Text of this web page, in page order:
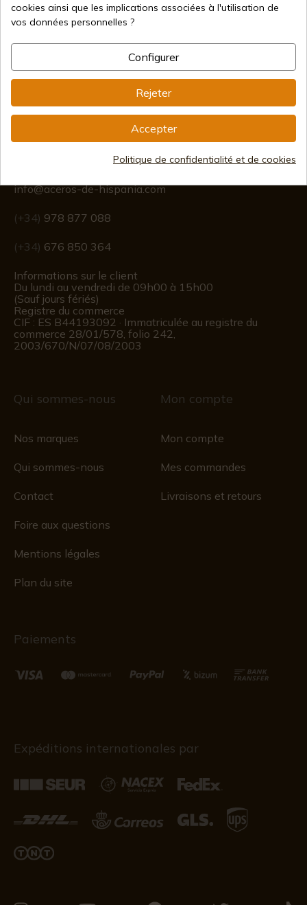
sécurisées
Expédition internationale
info@aceros-de-hispania.com
(+34) 978 877 088
(+34) 676 850 364
Informations sur le client
Du lundi au vendredi de 09h00 à 15h00
(Sauf jours fériés)
Registre du commerce
CIF : ES B44193092 · Immatriculée au registre du
commerce 28/01/578, folio 242,
2003/670/N/07/08/2003
Qui sommes-nous
Nos marques
Qui sommes-nous
Contact
Foire aux questions
Mentions légales
Plan du site
Mon compte
Mon compte
Mes commandes
Livraisons et retours
Paiements
Expéditions internationales par
cookies ainsi que les implications associées à l'utilisation de
vos données personnelles ?
Configurer
Rejeter
Accepter
Politique de confidentialité et de cookies